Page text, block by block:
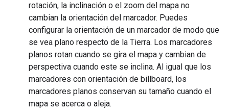
rotación, la inclinación o el zoom del mapa no
cambian la orientación del marcador. Puedes
configurar la orientación de un marcador de modo que
se vea plano respecto de la Tierra. Los marcadores
planos rotan cuando se gira el mapa y cambian de
perspectiva cuando este se inclina. Al igual que los
marcadores con orientación de billboard, los
marcadores planos conservan su tamaño cuando el
mapa se acerca o aleja.